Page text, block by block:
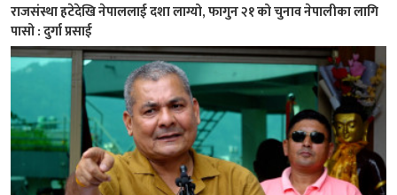
राजसंस्था हटेदेखि नेपाललाई दशा लाग्यो, फागुन २१ को चुनाव नेपालीका लागि
पासो : दुर्गा प्रसाई